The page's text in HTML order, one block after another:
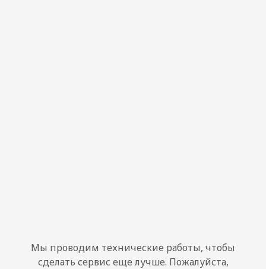
Мы проводим технические работы, чтобы
сделать сервис еще лучше. Пожалуйста,